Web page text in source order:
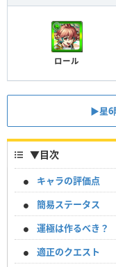
ロール
▶︎︎星6
▼目次
キャラの評価点
簡易ステータス
運極は作るべき？
適正のクエスト